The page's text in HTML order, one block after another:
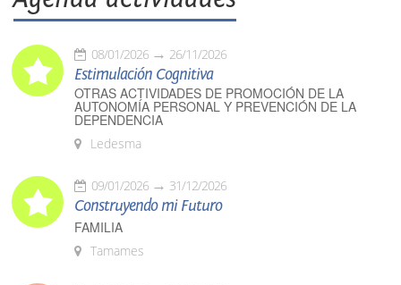
08/01/2026 26/11/2026
Estimulación Cognitiva
OTRAS ACTIVIDADES DE PROMOCIÓN DE LA
AUTONOMÍA PERSONAL Y PREVENCIÓN DE LA
DEPENDENCIA
Ledesma
09/01/2026 31/12/2026
Construyendo mi Futuro
FAMILIA
Tamames